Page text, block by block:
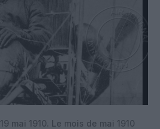
19 mai 1910. Le mois de mai 1910